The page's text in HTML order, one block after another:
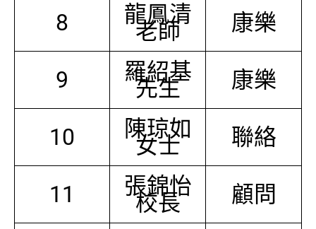
8 龍鳳清
老師 康樂
9 羅紹基
先生 康樂
10 陳琼如
女士 聯絡
11 張錦怡
校長 顧問